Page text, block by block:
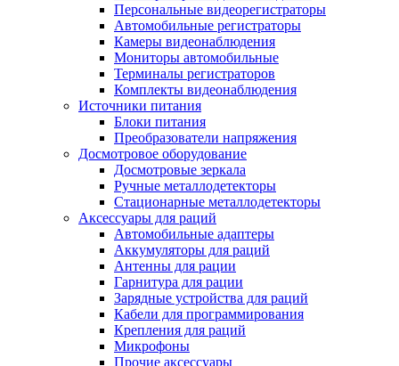
Персональные видеорегистраторы
Автомобильные регистраторы
Камеры видеонаблюдения
Мониторы автомобильные
Терминалы регистраторов
Комплекты видеонаблюдения
Источники питания
Блоки питания
Преобразователи напряжения
Досмотровое оборудование
Досмотровые зеркала
Ручные металлодетекторы
Стационарные металлодетекторы
Аксессуары для раций
Автомобильные адаптеры
Аккумуляторы для раций
Антенны для рации
Гарнитура для рации
Зарядные устройства для раций
Кабели для программирования
Крепления для раций
Микрофоны
Прочие аксессуары